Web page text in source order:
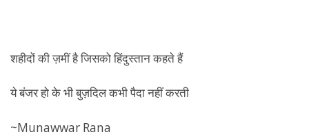
शहीदों की ज़मीं है जिसको हिंदुस्तान कहते हैं
ये बंजर हो के भी बुज़दिल कभी पैदा नहीं करती
~Munawwar Rana